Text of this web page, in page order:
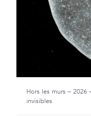
Hors les murs – 2026
invisibles